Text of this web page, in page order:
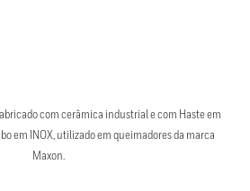
com cerâmica industrial e com Haste em
em INOX, utilizado em queimadores da marca
Maxon.